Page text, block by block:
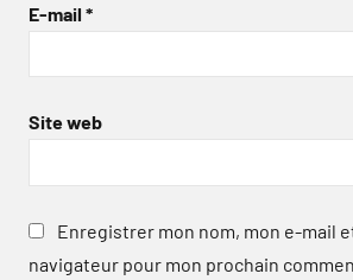
E-mail *
Site web
Enregistrer mon nom, mon e-mail
navigateur pour mon prochain